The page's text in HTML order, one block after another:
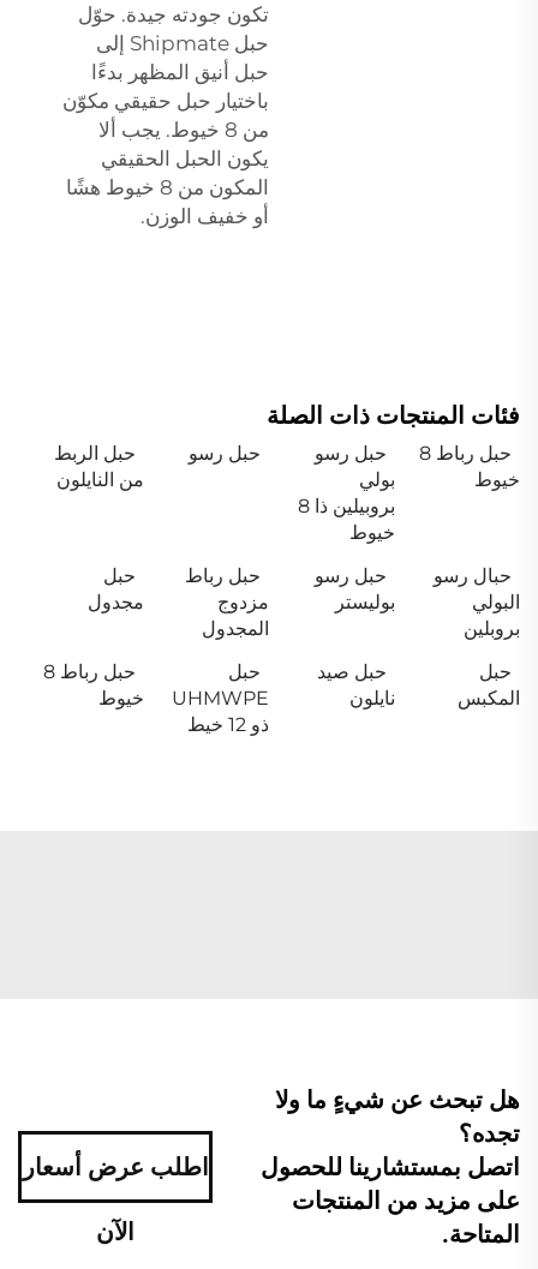
تكون جودته جيدة. حوّل
حبل Shipmate إلى
حبل أنيق المظهر بدءًا
باختيار حبل حقيقي مكوّن
من 8 خيوط. يجب ألا
يكون الحبل الحقيقي
المكون من 8 خيوط هشًا
أو خفيف الوزن.
فئات المنتجات ذات الصلة
حبل رباط 8
خيوط
حبل رسو
بولي
بروبيلين ذا 8
خيوط
حبل رسو
حبل الربط
من النايلون
حبال رسو
البولي
بروبلين
حبل رسو
بوليستر
حبل رباط
مزدوج
المجدول
حبل
مجدول
حبل
المكبس
حبل صيد
نايلون
حبل
UHMWPE
ذو 12 خيط
حبل رباط 8
خيوط
هل تبحث عن شيءٍ ما ولا
تجده؟
اتصل بمستشارينا للحصول
على مزيد من المنتجات
المتاحة.
اطلب عرض أسعار
الآن